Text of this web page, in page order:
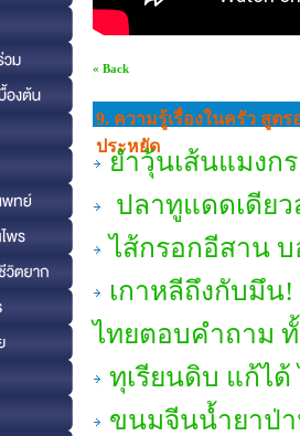
« Back
9. ความรู้เรื่องในครัว สูต
ประหยัด
ยำวุ้นเส้นแมงก
ปลาทูแดดเดีย
ไส้กรอกอีสาน
เกาหลีถึงกับมึน!
ไทยตอบคำถาม ทั้
ทุเรียนดิบ แก้ได้
ขนมจีนน้ำยาป่า